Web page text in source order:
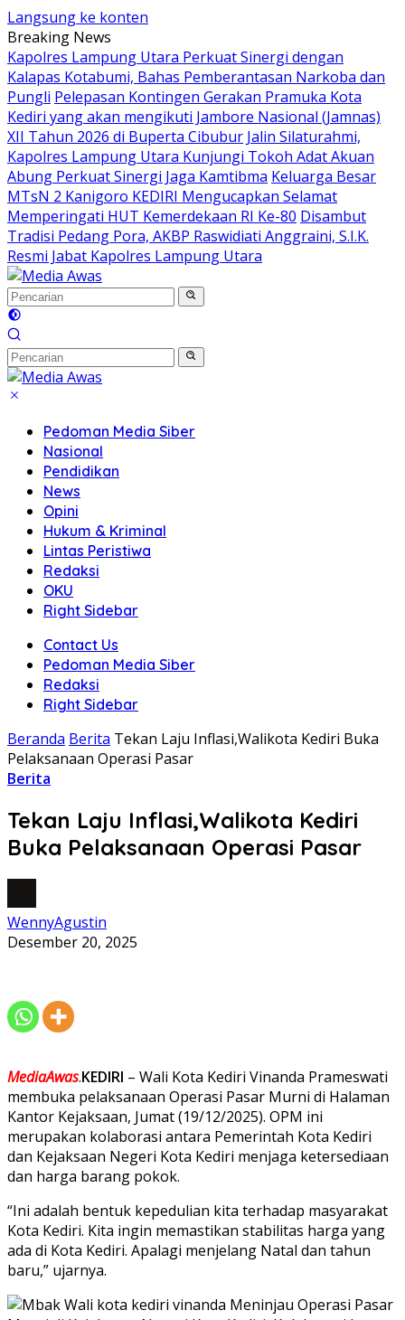
Langsung ke konten
Breaking News
Kapolres Lampung Utara Perkuat Sinergi dengan
Kalapas Kotabumi, Bahas Pemberantasan Narkoba dan
Pungli Pelepasan Kontingen Gerakan Pramuka Kota
Kediri yang akan mengikuti Jambore Nasional (Jamnas)
XII Tahun 2026 di Buperta Cibubur Jalin Silaturahmi,
Kapolres Lampung Utara Kunjungi Tokoh Adat Akuan
Abung Perkuat Sinergi Jaga Kamtibma Keluarga Besar
MTsN 2 Kanigoro KEDIRI Mengucapkan Selamat
Memperingati HUT Kemerdekaan RI Ke-80 Disambut
Tradisi Pedang Pora, AKBP Raswidiati Anggraini, S.I.K.
Resmi Jabat Kapolres Lampung Utara
Pedoman Media Siber
Nasional
Pendidikan
News
Opini
Hukum & Kriminal
Lintas Peristiwa
Redaksi
OKU
Right Sidebar
Contact Us
Pedoman Media Siber
Redaksi
Right Sidebar
Beranda Berita Tekan Laju Inflasi,Walikota Kediri Buka
Pelaksanaan Operasi Pasar
Berita
Tekan Laju Inflasi,Walikota Kediri
Buka Pelaksanaan Operasi Pasar
WennyAgustin
Desember 20, 2025
MediaAwas.KEDIRI – Wali Kota Kediri Vinanda Prameswati
membuka pelaksanaan Operasi Pasar Murni di Halaman
Kantor Kejaksaan, Jumat (19/12/2025). OPM ini
merupakan kolaborasi antara Pemerintah Kota Kediri
dan Kejaksaan Negeri Kota Kediri menjaga ketersediaan
dan harga barang pokok.
“Ini adalah bentuk kepedulian kita terhadap masyarakat
Kota Kediri. Kita ingin memastikan stabilitas harga yang
ada di Kota Kediri. Apalagi menjelang Natal dan tahun
baru,” ujarnya.